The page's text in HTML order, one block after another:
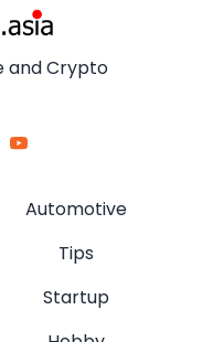
and Crypto
Automotive
Tips
Startup